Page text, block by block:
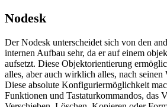
Nodesk
Der Nodesk unterscheidet sich von den
internen Aufbau sehr, da er auf einem
aufsetzt. Diese Objektorientierung
alles, aber auch wirklich alles, nach seinen
Diese absolute Konfiguriermöglichkeit
Funktionen und Tastaturkommandos, das